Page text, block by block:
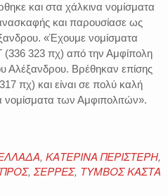
και στα χάλκινα νομίσματα
και παρουσίασε ως
«Έχουμε νομίσματα
(336 323 πχ) από την Αμφίπολη
Αλέξανδρου. Βρέθηκαν επίσης
πχ) και είναι σε πολύ καλή
των Αμφιπολιτών».
, ΚΑΤΕΡΙΝΑ ΠΕΡΙΣΤΕΡΗ,
, ΣΕΡΡΕΣ, ΤΥΜΒΟΣ ΚΑΣΤΑ